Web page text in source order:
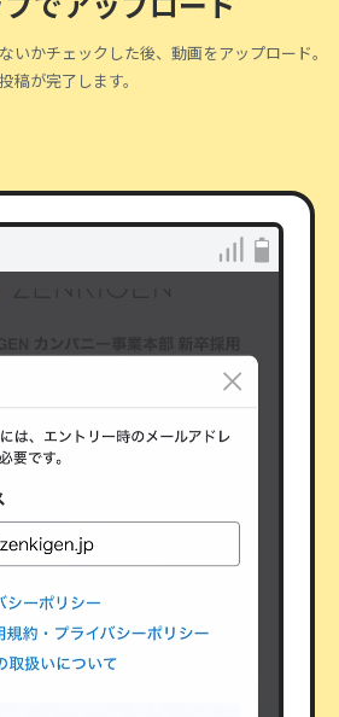
いかチェックした後、動画をアップロード。
投稿が完了します。